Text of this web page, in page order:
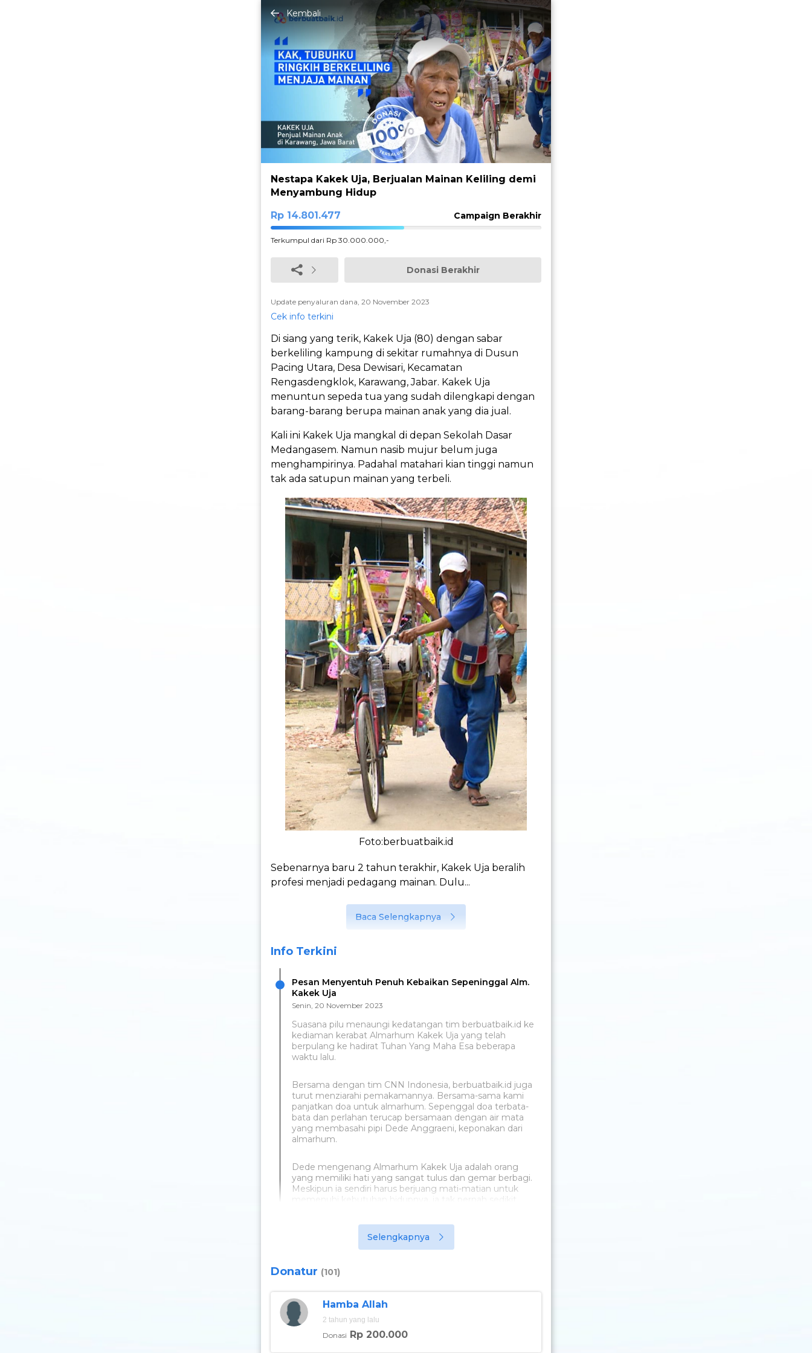
Kembali
Nestapa Kakek Uja, Berjualan Mainan Keliling demi
Menyambung Hidup
Rp 14.801.477
Campaign Berakhir
49.338256666667%
Complete
Terkumpul dari Rp 30.000.000,-
Donasi Berakhir
Update penyaluran dana, 20 November 2023
Cek info terkini
Di siang yang terik, Kakek Uja (80) dengan sabar
berkeliling kampung di sekitar rumahnya di Dusun
Pacing Utara, Desa Dewisari, Kecamatan
Rengasdengklok, Karawang, Jabar. Kakek Uja
menuntun sepeda tua yang sudah dilengkapi dengan
barang-barang berupa mainan anak yang dia jual.
Kali ini Kakek Uja mangkal di depan Sekolah Dasar
Medangasem. Namun nasib mujur belum juga
menghampirinya. Padahal matahari kian tinggi namun
tak ada satupun mainan yang terbeli.
Foto:berbuatbaik.id
Sebenarnya baru 2 tahun terakhir, Kakek Uja beralih
profesi menjadi pedagang mainan. Dulu...
Baca Selengkapnya
Info Terkini
Pesan Menyentuh Penuh Kebaikan Sepeninggal Alm.
Kakek Uja
Senin, 20 November 2023
Suasana pilu menaungi kedatangan tim berbuatbaik.id ke
kediaman kerabat Almarhum Kakek Uja yang telah
berpulang ke hadirat Tuhan Yang Maha Esa beberapa
waktu lalu.
Bersama dengan tim CNN Indonesia, berbuatbaik.id juga
turut menziarahi pemakamannya. Bersama-sama kami
panjatkan doa untuk almarhum. Sepenggal doa terbata-
bata dan perlahan terucap bersamaan dengan air mata
yang membasahi pipi Dede Anggraeni, keponakan dari
almarhum.
Dede mengenang Almarhum Kakek Uja adalah orang
yang memiliki hati yang sangat tulus dan gemar berbagi.
Meskipun ia sendiri harus berjuang mati-matian untuk
memenuhi kebutuhan hidupnya, ia tak pernah sedikit
uzur dan kerap sakit-sakitan, ia juga tak pernah sedikit
pun patah semangat untuk terus bekerja.
Selengkapnya
Donatur (101)
Hamba Allah
2 tahun yang lalu
Donasi Rp 200.000